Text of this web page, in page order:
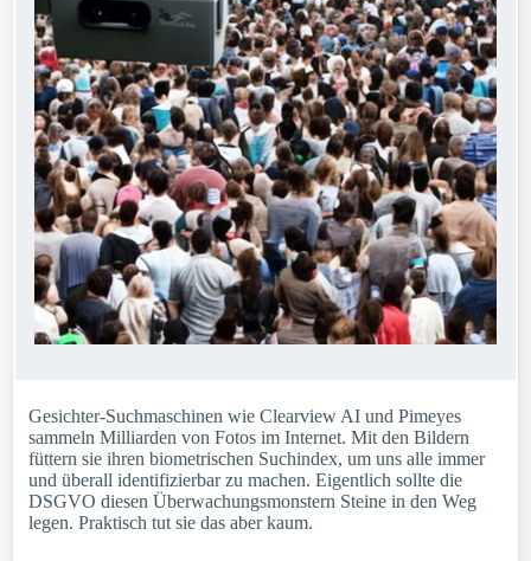
Gesichter-Suchmaschinen wie Clearview AI und Pimeyes
sammeln Milliarden von Fotos im Internet. Mit den Bildern
füttern sie ihren biometrischen Suchindex, um uns alle immer
und überall identifizierbar zu machen. Eigentlich sollte die
DSGVO diesen Überwachungsmonstern Steine in den Weg
legen. Praktisch tut sie das aber kaum.